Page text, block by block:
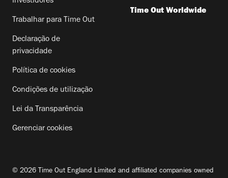
Trabalhar para Time Out
Declaração de
privacidade
Política de cookies
Condições de utilização
Lei da Transparência
Gerenciar cookies
Time Out Worldwide
© 2026 Time Out England Limited and affiliated companies owned